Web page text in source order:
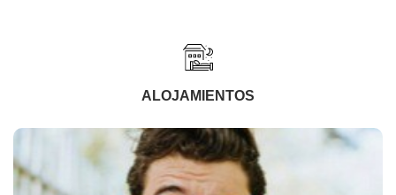
ALOJAMIENTOS